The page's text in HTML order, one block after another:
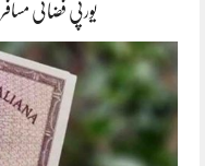
یورپی فضائی